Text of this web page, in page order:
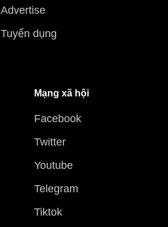
Advertise
Tuyển dụng
Mạng xã hội
Facebook
Twitter
Youtube
Telegram
Tiktok